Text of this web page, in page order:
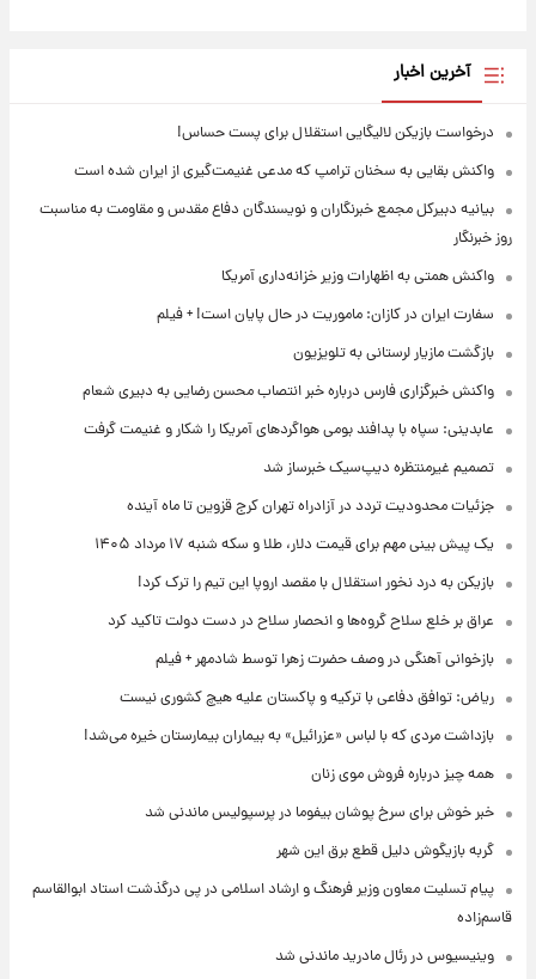
آخرین اخبار
درخواست بازیکن لالیگایی استقلال برای پست حساس!
واکنش بقایی به سخنان ترامپ که مدعی غنیمت‌گیری از ایران شده است
بیانیه دبیرکل مجمع خبرنگاران و نویسندگان دفاع مقدس و مقاومت به مناسبت
روز خبرنگار
واکنش همتی به اظهارات وزیر خزانه‌داری آمریکا
سفارت ایران در کازان: ماموریت در حال پایان است! + فیلم
بازگشت مازیار لرستانی به تلویزیون
واکنش خبرگزاری فارس درباره خبر انتصاب محسن رضایی به دبیری شعام
عابدینی: سپاه با پدافند بومی هواگردهای آمریکا را شکار و غنیمت گرفت
تصمیم غیرمنتظره دیپ‌سیک خبرساز شد
جزئیات محدودیت تردد در آزادراه تهران کرج قزوین تا ماه آینده
یک پیش ‌بینی مهم برای قیمت دلار، طلا و سکه شنبه ۱۷ مرداد ۱۴۰۵
بازیکن به درد نخور استقلال با مقصد اروپا این تیم را ترک کرد!
عراق بر خلع سلاح گروه‌ها و انحصار سلاح در دست دولت تاکید کرد
بازخوانی آهنگی در وصف حضرت زهرا توسط شادمهر + فیلم
ریاض: توافق دفاعی با ترکیه و پاکستان علیه هیچ کشوری نیست
بازداشت مردی که با لباس «عزرائیل» به بیماران بیمارستان خیره می‌شد!
همه چیز درباره فروش موی زنان
خبر خوش برای سرخ پوشان بیفوما در پرسپولیس ماندنی شد
گربه بازیگوش دلیل قطع برق این شهر
پیام تسلیت معاون وزیر فرهنگ و ارشاد اسلامی در پی درگذشت استاد ابوالقاسم
قاسم‌زاده
وینیسیوس در رئال مادرید ماندنی شد